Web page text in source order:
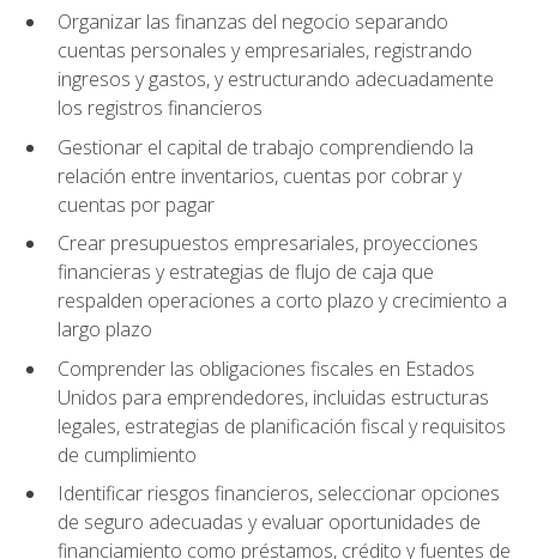
Organizar las finanzas del negocio separando
cuentas personales y empresariales, registrando
ingresos y gastos, y estructurando adecuadamente
los registros financieros
Gestionar el capital de trabajo comprendiendo la
relación entre inventarios, cuentas por cobrar y
cuentas por pagar
Crear presupuestos empresariales, proyecciones
financieras y estrategias de flujo de caja que
respalden operaciones a corto plazo y crecimiento a
largo plazo
Comprender las obligaciones fiscales en Estados
Unidos para emprendedores, incluidas estructuras
legales, estrategias de planificación fiscal y requisitos
de cumplimiento
Identificar riesgos financieros, seleccionar opciones
de seguro adecuadas y evaluar oportunidades de
financiamiento como préstamos, crédito y fuentes de